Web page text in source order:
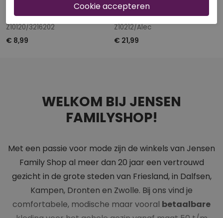
BAKKABOE
Z10120/3216202
€ 8,99
RAVAGIO
Z10212/Alec
€ 21,99
WELKOM BIJ JENSEN
FAMILYSHOP!
Met een passie voor mode zijn de winkels van Jensen
Family Shop al meer dan 20 jaar een vertrouwd
gezicht in de grote steden van Friesland, in Dalfsen,
Kampen, Dronten en Zwolle. Bij ons vind je
comfortabele, modische maar vooral betaalbare